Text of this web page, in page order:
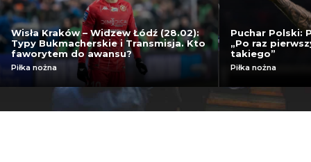
Wisła Kraków – Widzew Łódź (28.02):
Typy Bukmacherskie i Transmisja. Kto
faworytem do awansu?
Piłka nożna
Puchar Polski:
„Po raz
takiego”
Piłka nożna